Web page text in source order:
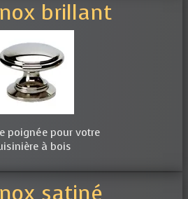
brillant
poignée pour votre
à bois
satiné